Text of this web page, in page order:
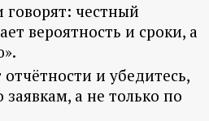
говорят: честный
вероятность и сроки, а
и убедитесь,
а не только по